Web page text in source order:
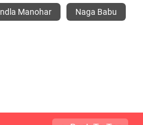
Manohar Naga Babu